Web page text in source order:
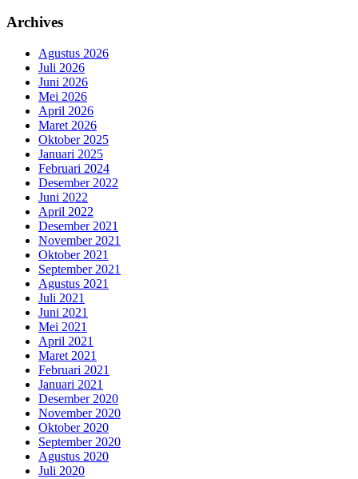
Archives
Agustus 2026
Juli 2026
Juni 2026
Mei 2026
April 2026
Maret 2026
Oktober 2025
Januari 2025
Februari 2024
Desember 2022
Juni 2022
April 2022
Desember 2021
November 2021
Oktober 2021
September 2021
Agustus 2021
Juli 2021
Juni 2021
Mei 2021
April 2021
Maret 2021
Februari 2021
Januari 2021
Desember 2020
November 2020
Oktober 2020
September 2020
Agustus 2020
Juli 2020